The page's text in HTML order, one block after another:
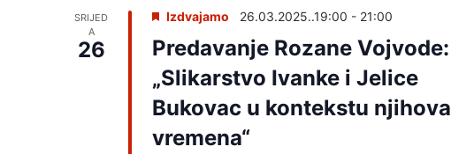
SRIJED
A
26
Izdvajamo 26.03.2025..19:00 - 21:00
Predavanje Rozane Vojvode:
„Slikarstvo Ivanke i Jelice
Bukovac u kontekstu njihova
vremena“